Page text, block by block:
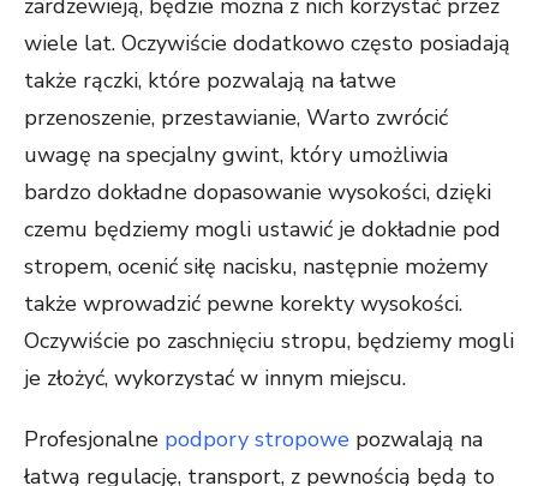
zardzewieją, będzie można z nich korzystać przez
wiele lat. Oczywiście dodatkowo często posiadają
także rączki, które pozwalają na łatwe
przenoszenie, przestawianie, Warto zwrócić
uwagę na specjalny gwint, który umożliwia
bardzo dokładne dopasowanie wysokości, dzięki
czemu będziemy mogli ustawić je dokładnie pod
stropem, ocenić siłę nacisku, następnie możemy
także wprowadzić pewne korekty wysokości.
Oczywiście po zaschnięciu stropu, będziemy mogli
je złożyć, wykorzystać w innym miejscu.
Profesjonalne podpory stropowe pozwalają na
łatwą regulację, transport, z pewnością będą to